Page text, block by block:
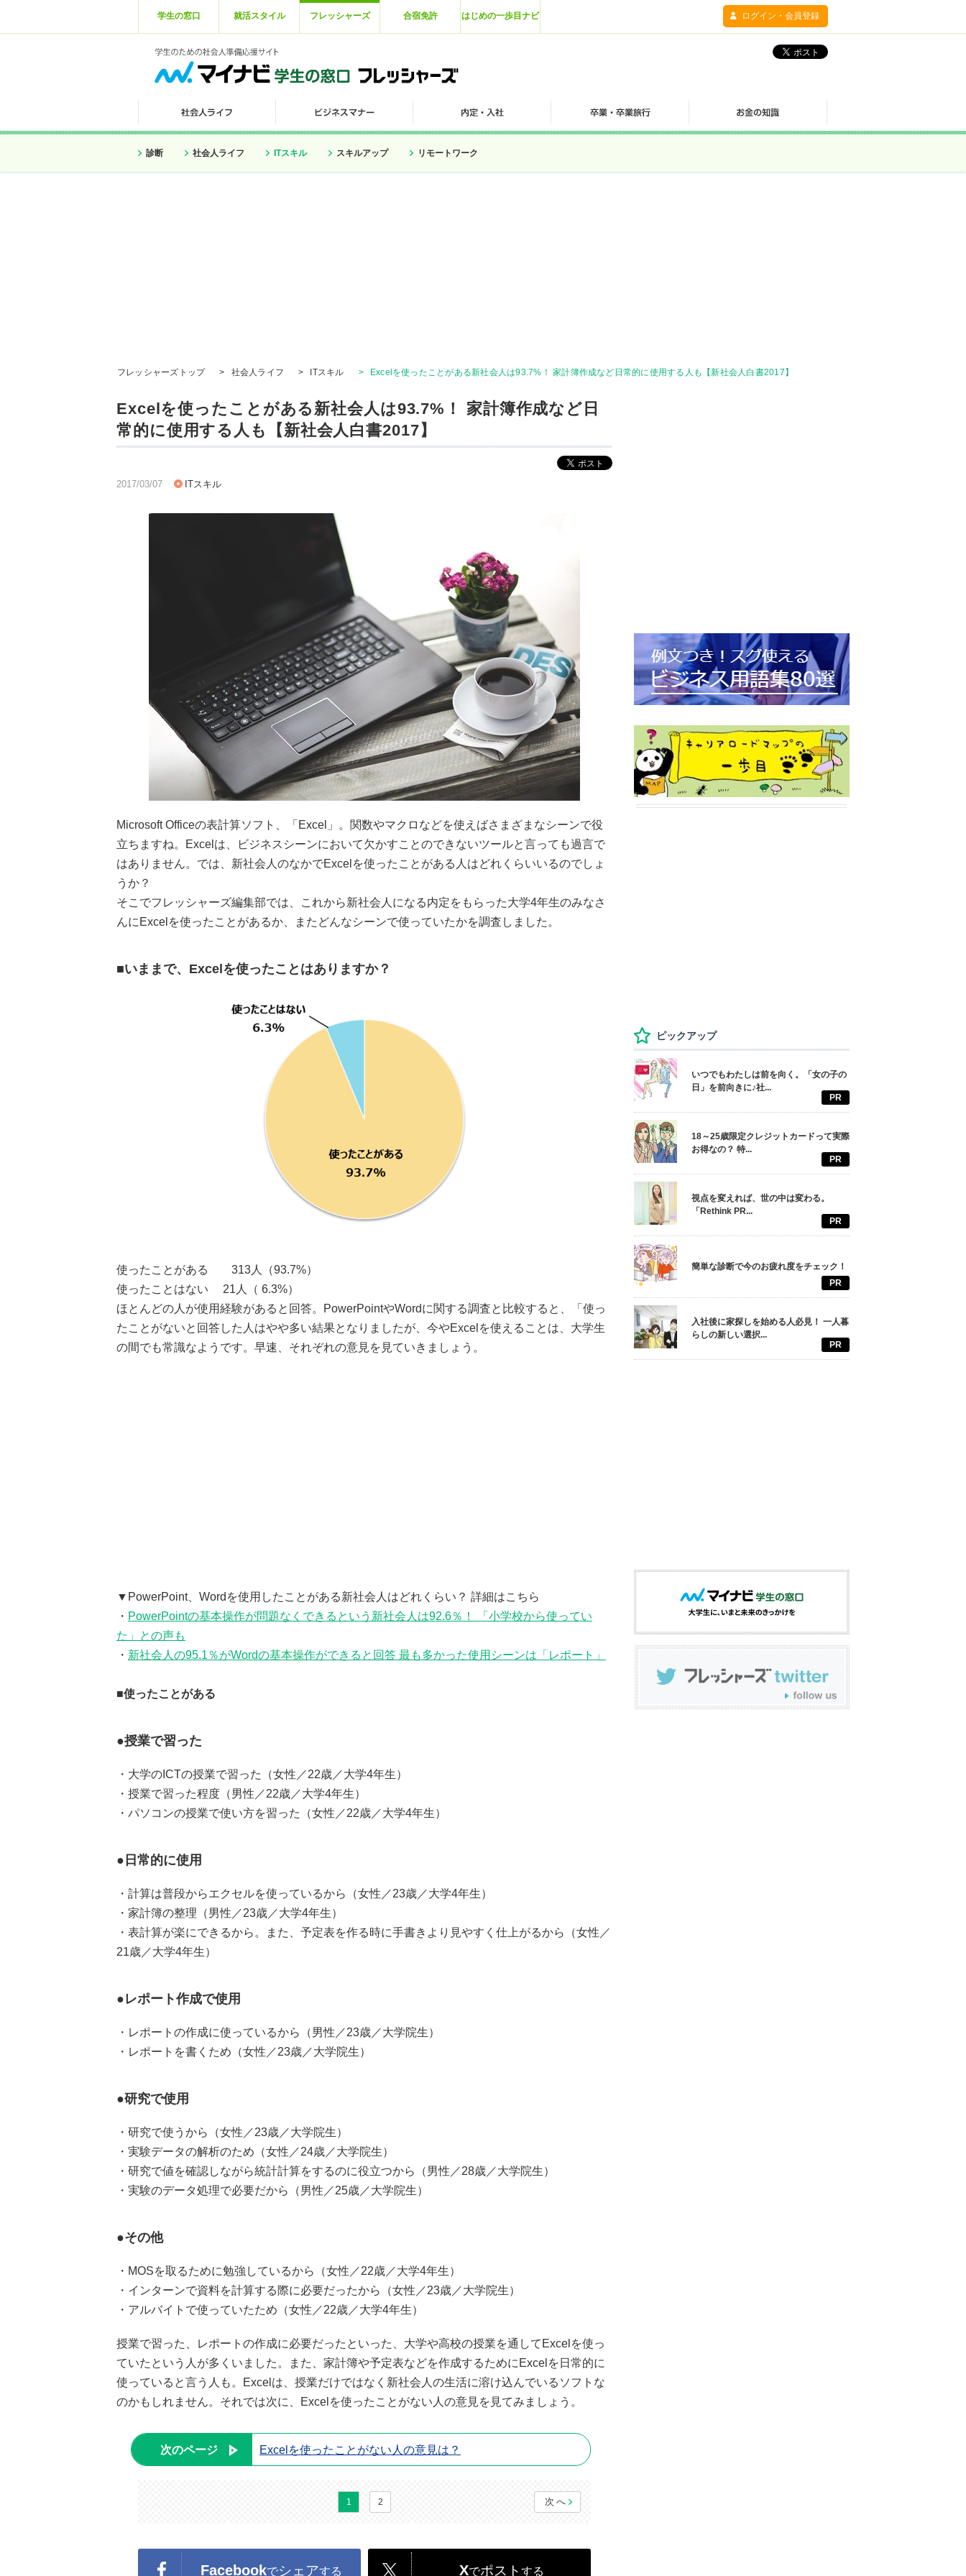
学生の窓口 就活スタイル フレッシャーズ 合宿免許 はじめの一歩目ナビ ログイン・会員登録
診断 社会人ライフ ITスキル スキルアップ リモートワーク
フレッシャーズトップ > 社会人ライフ > ITスキル > Excelを使ったことがある新社会人は93.7%！ 家計簿作成など日常的に使用する人も【新社会人白書2017】
Excelを使ったことがある新社会人は93.7%！ 家計簿作成など日
常的に使用する人も【新社会人白書2017】
2017/03/07 ITスキル
Microsoft Officeの表計算ソフト、「Excel」。関数やマクロなどを使えばさまざまなシーンで役
立ちますね。Excelは、ビジネスシーンにおいて欠かすことのできないツールと言っても過言で
はありません。では、新社会人のなかでExcelを使ったことがある人はどれくらいいるのでしょ
うか？
そこでフレッシャーズ編集部では、これから新社会人になる内定をもらった大学4年生のみなさ
んにExcelを使ったことがあるか、またどんなシーンで使っていたかを調査しました。
■いままで、Excelを使ったことはありますか？
使ったことがある 313人（93.7%）
使ったことはない 21人（ 6.3%）
ほとんどの人が使用経験があると回答。PowerPointやWordに関する調査と比較すると、「使っ
たことがないと回答した人はやや多い結果となりましたが、今やExcelを使えることは、大学生
の間でも常識なようです。早速、それぞれの意見を見ていきましょう。
▼PowerPoint、Wordを使用したことがある新社会人はどれくらい？ 詳細はこちら
・ PowerPointの基本操作が問題なくできるという新社会人は92.6％！ 「小学校から使ってい
た」との声も
・ 新社会人の95.1％がWordの基本操作ができると回答 最も多かった使用シーンは「レポート」
■使ったことがある
●授業で習った
・大学のICTの授業で習った（女性／22歳／大学4年生）
・授業で習った程度（男性／22歳／大学4年生）
・パソコンの授業で使い方を習った（女性／22歳／大学4年生）
●日常的に使用
・計算は普段からエクセルを使っているから（女性／23歳／大学4年生）
・家計簿の整理（男性／23歳／大学4年生）
・表計算が楽にできるから。また、予定表を作る時に手書きより見やすく仕上がるから（女性／
21歳／大学4年生）
●レポート作成で使用
・レポートの作成に使っているから（男性／23歳／大学院生）
・レポートを書くため（女性／23歳／大学院生）
●研究で使用
・研究で使うから（女性／23歳／大学院生）
・実験データの解析のため（女性／24歳／大学院生）
・研究で値を確認しながら統計計算をするのに役立つから（男性／28歳／大学院生）
・実験のデータ処理で必要だから（男性／25歳／大学院生）
●その他
・MOSを取るために勉強しているから（女性／22歳／大学4年生）
・インターンで資料を計算する際に必要だったから（女性／23歳／大学院生）
・アルバイトで使っていたため（女性／22歳／大学4年生）
授業で習った、レポートの作成に必要だったといった、大学や高校の授業を通してExcelを使っ
ていたという人が多くいました。また、家計簿や予定表などを作成するためにExcelを日常的に
使っていると言う人も。Excelは、授業だけではなく新社会人の生活に溶け込んでいるソフトな
のかもしれません。それでは次に、Excelを使ったことがない人の意見を見てみましょう。
次のページ Excelを使ったことがない人の意見は？
1 2 次へ
Facebookでシェアする Xでポスト する
ピックアップ
いつでもわたしは前を向く。「女の子の
日」を前向きに♪社...
PR
18～25歳限定クレジットカードって実際
お得なの？ 特...
PR
視点を変えれば、世の中は変わる。
「Rethink PR...
PR
簡単な診断で今のお疲れ度をチェック！
PR
入社後に家探しを始める人必見！ 一人暮
らしの新しい選択...
PR